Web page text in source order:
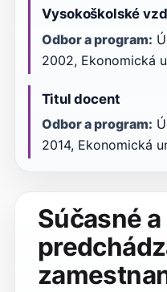
Vysokoškolské
Odbor a program:
2002, Ekonomická
Titul docent
Odbor a program:
2014, Ekonomická
Súčasné a